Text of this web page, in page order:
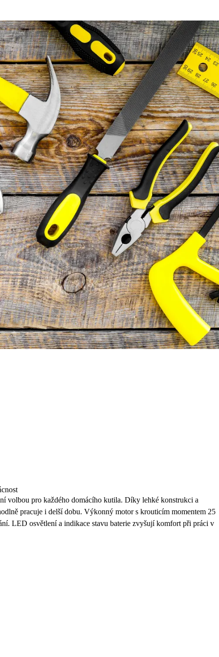
volbou pro každého domácího kutila. Díky lehké konstrukci a
pracuje i delší dobu. Výkonný motor s krouticím momentem 25
LED osvětlení a indikace stavu baterie zvyšují komfort při práci v